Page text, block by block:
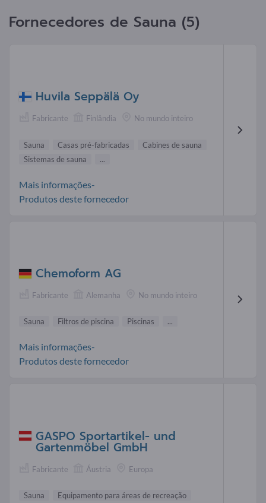
Fornecedores de Sauna (5)
Huvila Seppälä Oy
Fabricante Finlândia No mundo inteiro
Sauna Casas pré-fabricadas
Cabines de sauna
Sistemas de sauna
...
Mais informações-
Produtos deste fornecedor
Chemoform AG
Fabricante Alemanha No mundo inteiro
Sauna Filtros de piscina Piscinas ...
Mais informações-
Produtos deste fornecedor
GASPO Sportartikel- und
Gartenmöbel GmbH
Fabricante Áustria Europa
Sauna
Equipamento para áreas de recreação